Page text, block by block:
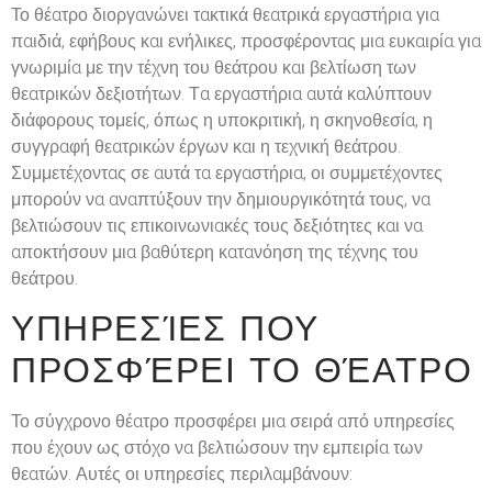
Το θέατρο διοργανώνει τακτικά θεατρικά εργαστήρια για
παιδιά, εφήβους και ενήλικες, προσφέροντας μια ευκαιρία για
γνωριμία με την τέχνη του θεάτρου και βελτίωση των
θεατρικών δεξιοτήτων. Τα εργαστήρια αυτά καλύπτουν
διάφορους τομείς, όπως η υποκριτική, η σκηνοθεσία, η
συγγραφή θεατρικών έργων και η τεχνική θεάτρου.
Συμμετέχοντας σε αυτά τα εργαστήρια, οι συμμετέχοντες
μπορούν να αναπτύξουν την δημιουργικότητά τους, να
βελτιώσουν τις επικοινωνιακές τους δεξιότητες και να
αποκτήσουν μια βαθύτερη κατανόηση της τέχνης του
θεάτρου.
ΥΠΗΡΕΣΊΕΣ ΠΟΥ
ΠΡΟΣΦΈΡΕΙ ΤΟ ΘΈΑΤΡΟ
Το σύγχρονο θέατρο προσφέρει μια σειρά από υπηρεσίες
που έχουν ως στόχο να βελτιώσουν την εμπειρία των
θεατών. Αυτές οι υπηρεσίες περιλαμβάνουν: